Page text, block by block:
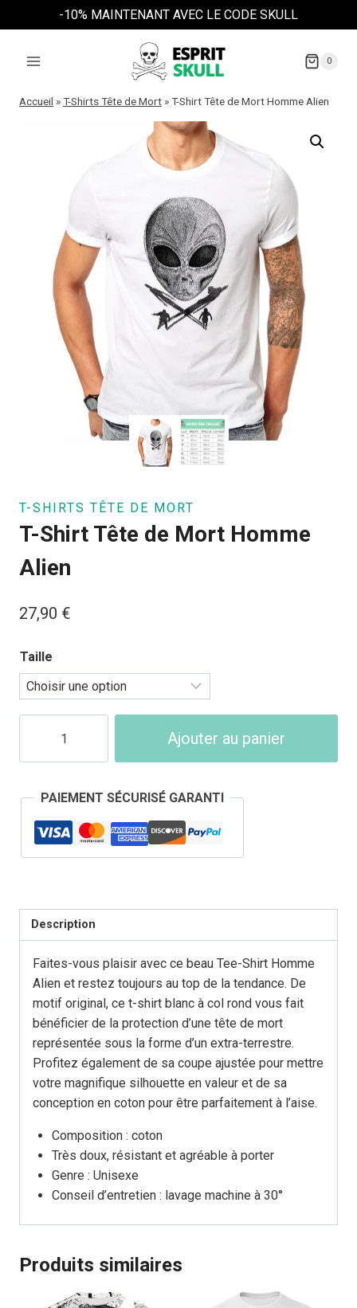
au
-10% MAINTENANT AVEC LE CODE SKULL
0
Accueil »T-Shirts Tête de Mort »T-Shirt Tête de Mort Homme Alien
T-SHIRTS TÊTE DE MORT
T-Shirt Tête de Mort Homme
Alien
27,90 €
Taille
T-
Tête
Mort
Ajouter au panier
PAIEMENT SÉCURISÉ GARANTI
Description
Faites-vous plaisir avec ce beau Tee-Shirt Homme
Alien et restez toujours au top de la tendance. De
motif original, ce t-shirt blanc à col rond vous fait
bénéficier de la protection d’une tête de mort
représentée sous la forme d’un extra-terrestre.
Profitez également de sa coupe ajustée pour mettre
votre magnifique silhouette en valeur et de sa
conception en coton pour être parfaitement à l’aise.
Composition : coton
Très doux, résistant et agréable à porter
Genre : Unisexe
Conseil d’entretien : lavage machine à 30°
Produits similaires